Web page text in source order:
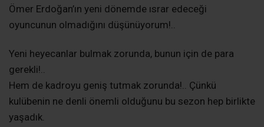
Ömer Erdoğan’ın yeni dönemde ısrar edeceği
oyuncunun olmadığını düşünüyorum!..
Yeni heyecanlar bulmak zorunda, bunun için de para
gerekli!..
Hem de kadroyu geniş tutmak zorunda!.. Çünkü
kulübenin ne denli önemli olduğunu bu sezon hep birlikte
yaşadık.